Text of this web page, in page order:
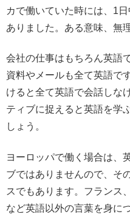
カで働いていた時には、1
ありました。ある意味、無
会社の仕事はもちろん英語
資料やメールも全て英語で
けると全て英語で会話しな
ティブに捉えると英語を学
しょう。
ヨーロッパで働く場合は、
ブではありませんので、そ
スでもあります。フランス
など英語以外の言葉を身に